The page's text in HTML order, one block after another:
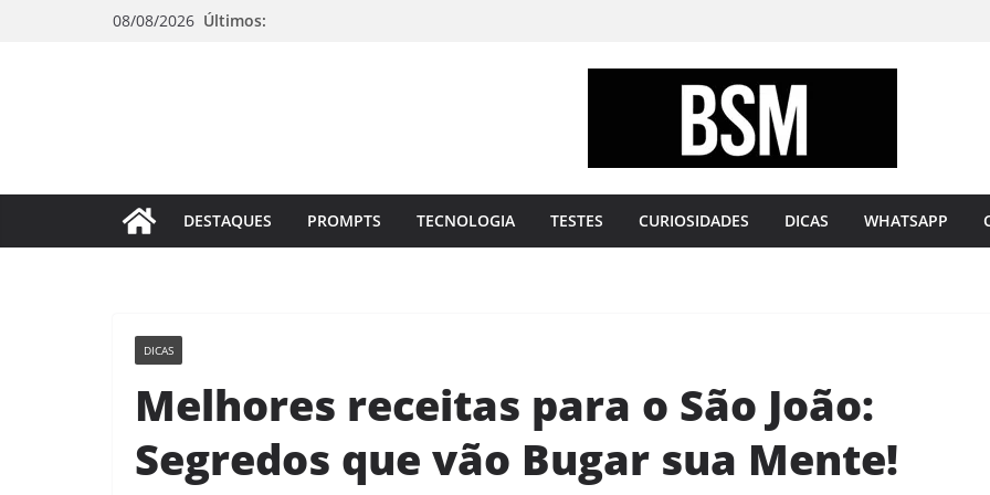
08/08/2026 Últimos:
sua
Mente
DESTAQUES PROMPTS TECNOLOGIA TESTES CURIOSIDADES DICAS WHATSAPP
DICAS
Melhores receitas para o São João:
Segredos que vão Bugar sua Mente!